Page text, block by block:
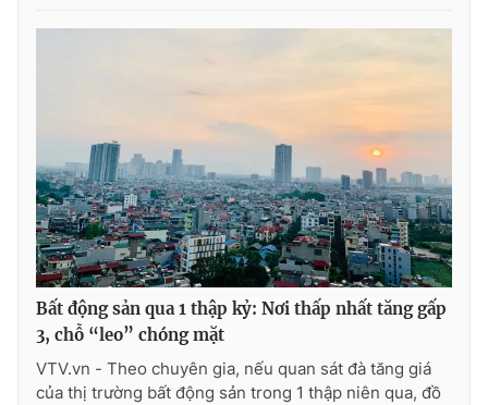
Bất động sản qua 1 thập kỷ: Nơi thấp nhất tăng gấp
3, chỗ “leo” chóng mặt
VTV.vn - Theo chuyên gia, nếu quan sát đà tăng giá
của thị trường bất động sản trong 1 thập niên qua, đồ